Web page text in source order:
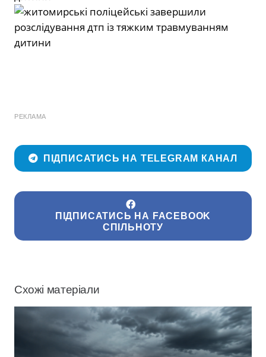
РЕКЛАМА
ПІДПИСАТИСЬ НА TELEGRAM КАНАЛ
ПІДПИСАТИСЬ НА FACEBOOK
СПІЛЬНОТУ
Схожі матеріали